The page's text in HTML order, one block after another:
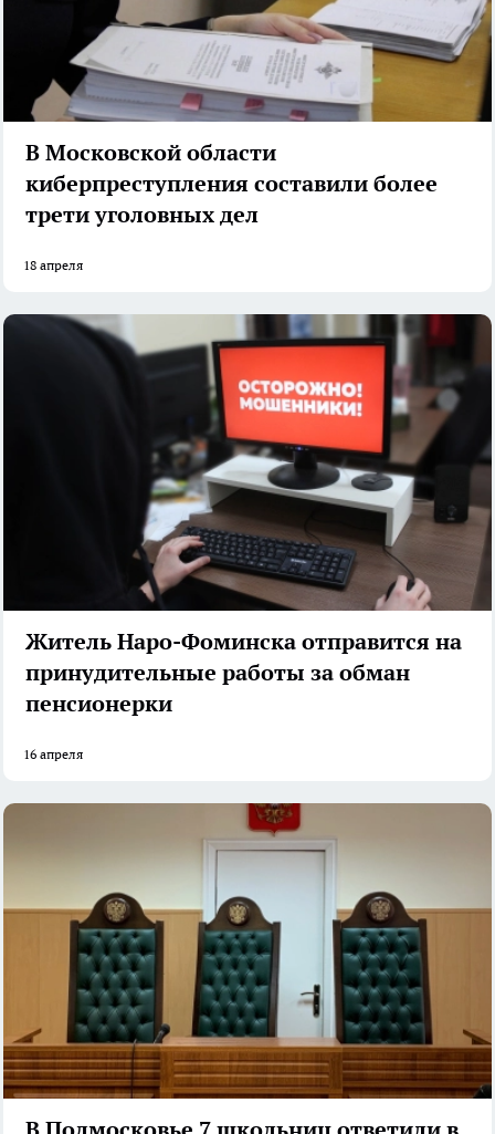
В Московской области
киберпреступления составили более
трети уголовных дел
18 апреля
Житель Наро-Фоминска отправится на
принудительные работы за обман
пенсионерки
16 апреля